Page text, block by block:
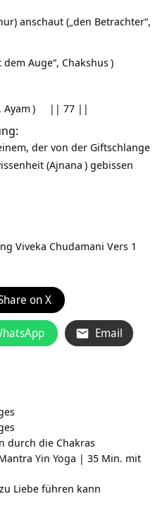
anschaut („den Betrachter“,
Auge“, Chakshus)
Ayam ) || 77 ||
der von der Giftschlange
(Ajnana ) gebissen
Viveka Chudamani Vers 1
on X
Email
durch die Chakras
Yin Yoga | 35 Min. mit
Liebe führen kann